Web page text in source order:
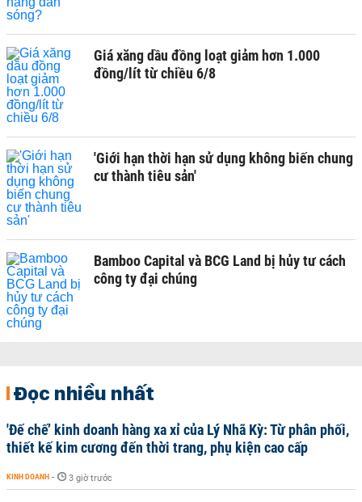
Giá xăng dầu đồng loạt giảm hơn 1.000
đồng/lít từ chiều 6/8
'Giới hạn thời hạn sử dụng không biến chung
cư thành tiêu sản'
Bamboo Capital và BCG Land bị hủy tư cách
công ty đại chúng
Đọc nhiều nhất
'Đế chế’ kinh doanh hàng xa xỉ của Lý Nhã Kỳ: Từ phân phối,
thiết kế kim cương đến thời trang, phụ kiện cao cấp
KINH DOANH - 3 giờ trước